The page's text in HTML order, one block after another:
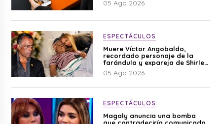
05 Ago 2026
ESPECTÁCULOS
Muere Víctor Angobaldo,
recordado personaje de la
farándula y expareja de Shirley
Cherres
05 Ago 2026
ESPECTÁCULOS
Magaly anuncia una bomba
que contradeciría comunicado